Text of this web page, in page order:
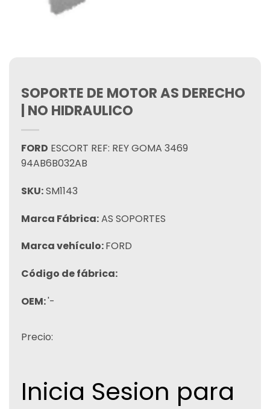
SOPORTE DE MOTOR AS DERECHO
| NO HIDRAULICO
FORD ESCORT REF: REY GOMA 3469
94AB6B032AB
SKU:SM1143
Marca Fábrica:AS SOPORTES
Marca vehículo:FORD
Código de fábrica:
OEM:'-
Precio:
Inicia Sesion para